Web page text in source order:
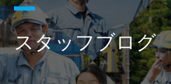
スタッフブログ